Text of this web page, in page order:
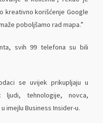
kreativno korišćenje Google
poboljšamo rad mapa.”
svih 99 telefona su bili
se uvijek prikupljaju u
ljudi, tehnologije, novca,
imejlu Business Insider-u.